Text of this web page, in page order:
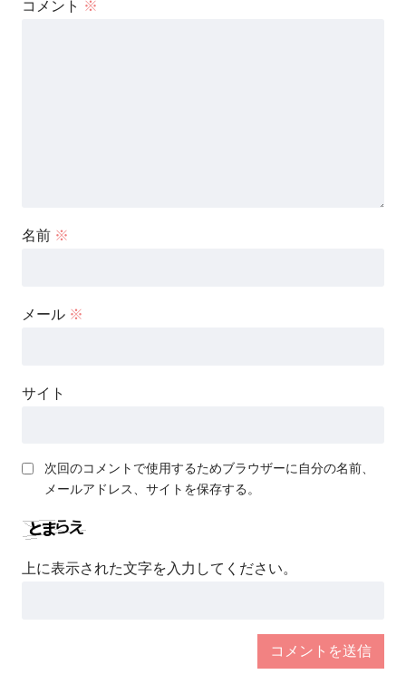
コメント ※
名前 ※
メール ※
サイト
次回のコメントで使用するためブラウザーに自分の名前、
メールアドレス、サイトを保存する。
上に表示された文字を入力してください。